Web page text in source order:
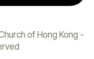
of Hong Kong -